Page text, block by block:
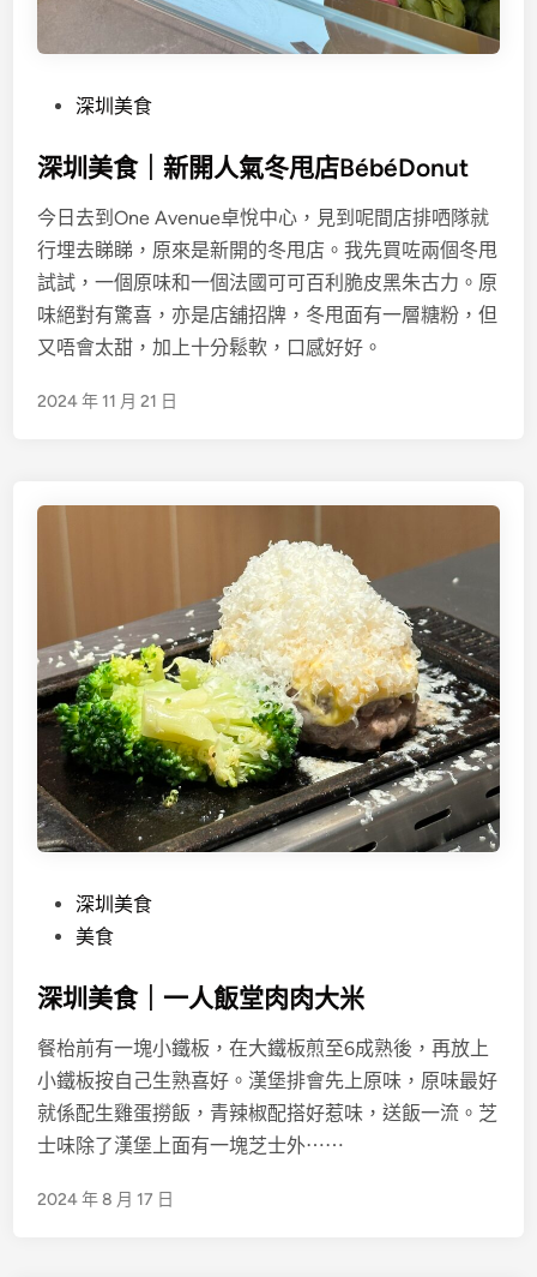
s
e
d
i
深圳美食
深圳美食｜新開人氣冬甩店BébéDonut
今日去到One Avenue卓悅中心，見到呢間店排哂隊就
行埋去睇睇，原來是新開的冬甩店。我先買咗兩個冬甩
試試，一個原味和一個法國可可百利脆皮黑朱古力。原
味絕對有驚喜，亦是店舖招牌，冬甩面有一層糖粉，但
又唔會太甜，加上十分鬆軟，口感好好。
2024 年 11 月 21 日
t
e
d
i
n
深圳美食
美食
深圳美食｜一人飯堂肉肉大米
餐枱前有一塊小鐵板，在大鐵板煎至6成熟後，再放上
小鐵板按自己生熟喜好。漢堡排會先上原味，原味最好
就係配生雞蛋撈飯，青辣椒配搭好惹味，送飯一流。芝
士味除了漢堡上面有一塊芝士外⋯⋯
2024 年 8 月 17 日